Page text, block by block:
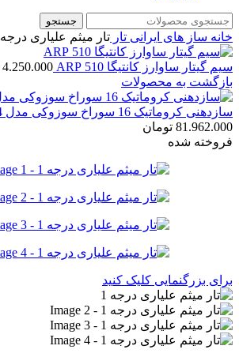
جستجو
خانه ساز های ایرانی تار تار میثم علیاری درجه 1
سیم گیتار ساوارز کانتیگا 510 ARP 4.250.000
بازگشت به محصولات
سازدهنی کروماتیک 16 سوراخ سوزوکی مدل SCX-64
81.962.000 تومان
فروخته شده
برای بزرگنمایی کلیک کنید